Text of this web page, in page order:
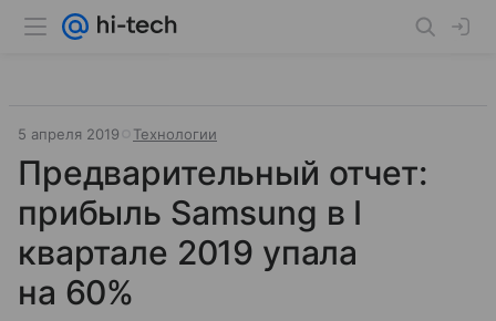
5 апреля 2019 Технологии
Предварительный отчет:
прибыль Samsung в I
квартале 2019 упала
на 60%